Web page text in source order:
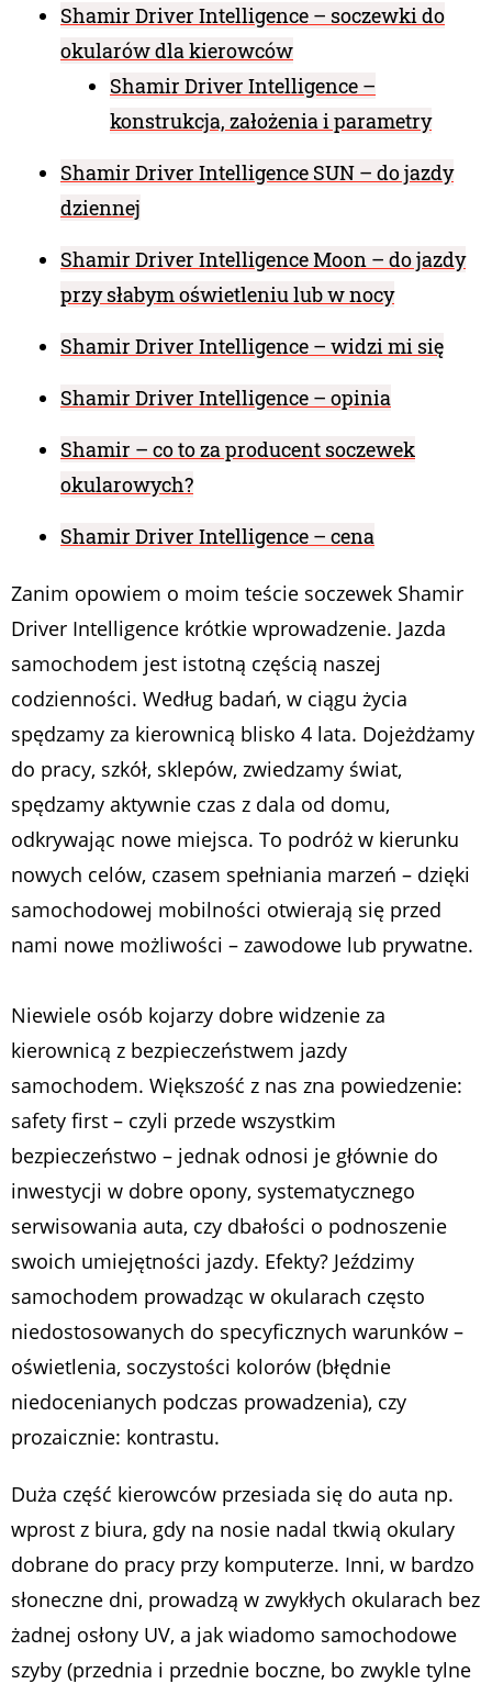
Shamir Driver Intelligence – soczewki do
okularów dla kierowców
Shamir Driver Intelligence –
konstrukcja, założenia i parametry
Shamir Driver Intelligence SUN – do jazdy
dziennej
Shamir Driver Intelligence Moon – do jazdy
przy słabym oświetleniu lub w nocy
Shamir Driver Intelligence – widzi mi się
Shamir Driver Intelligence – opinia
Shamir – co to za producent soczewek
okularowych?
Shamir Driver Intelligence – cena
Zanim opowiem o moim teście soczewek Shamir
Driver Intelligence krótkie wprowadzenie. Jazda
samochodem jest istotną częścią naszej
codzienności. Według badań, w ciągu życia
spędzamy za kierownicą blisko 4 lata. Dojeżdżamy
do pracy, szkół, sklepów, zwiedzamy świat,
spędzamy aktywnie czas z dala od domu,
odkrywając nowe miejsca. To podróż w kierunku
nowych celów, czasem spełniania marzeń – dzięki
samochodowej mobilności otwierają się przed
nami nowe możliwości – zawodowe lub prywatne.
Niewiele osób kojarzy dobre widzenie za
kierownicą z bezpieczeństwem jazdy
samochodem. Większość z nas zna powiedzenie:
safety first – czyli przede wszystkim
bezpieczeństwo – jednak odnosi je głównie do
inwestycji w dobre opony, systematycznego
serwisowania auta, czy dbałości o podnoszenie
swoich umiejętności jazdy. Efekty? Jeździmy
samochodem prowadząc w okularach często
niedostosowanych do specyficznych warunków –
oświetlenia, soczystości kolorów (błędnie
niedocenianych podczas prowadzenia), czy
prozaicznie: kontrastu.
Duża część kierowców przesiada się do auta np.
wprost z biura, gdy na nosie nadal tkwią okulary
dobrane do pracy przy komputerze. Inni, w bardzo
słoneczne dni, prowadzą w zwykłych okularach bez
żadnej osłony UV, a jak wiadomo samochodowe
szyby (przednia i przednie boczne, bo zwykle tylne